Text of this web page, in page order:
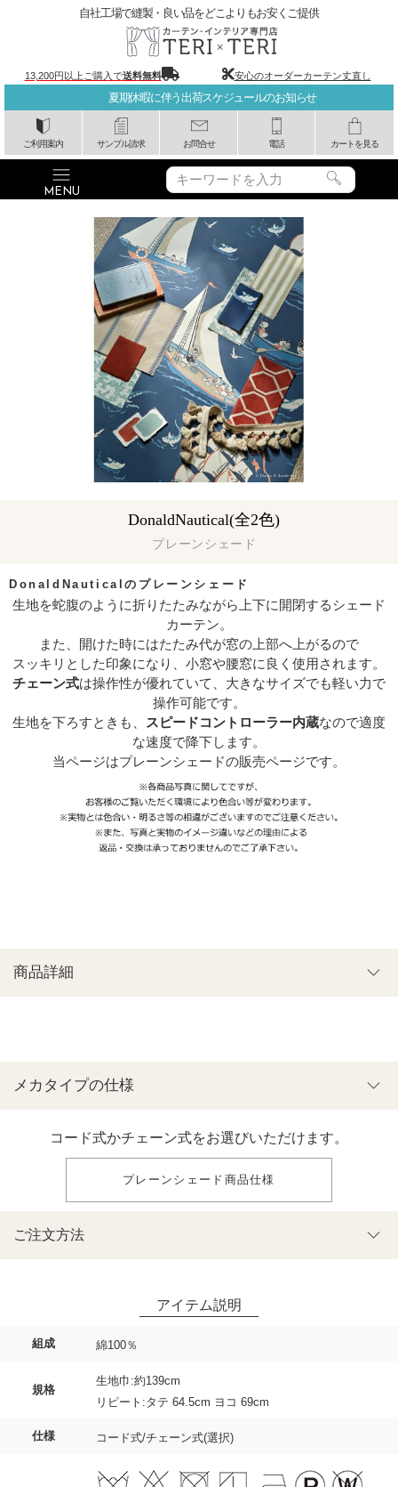
夏期休暇に伴う出荷スケジュールのお知らせ
ご利用案内 サンプル請求 お問合せ 電話 カートを見る
自社工場で縫製・良い品をどこよりもお安くご提供
13,200円以上ご購入で送料無料 安心のオーダーカーテン丈直し
DonaldNauticalのプレーンシェード
プレーンシェード
DonaldNautical(全2色)
組成 綿100％
規格
生地巾:約139cm
リピート:タテ 64.5cm ヨコ 69cm
仕様 コード式/チェーン式(選択)
生地を蛇腹のように折りたたみながら上下に開閉するシェード
カーテン。
また、開けた時にはたたみ代が窓の上部へ上がるので
スッキリとした印象になり、小窓や腰窓に良く使用されます。
チェーン式は操作性が優れていて、大きなサイズでも軽い力で
操作可能です。
生地を下ろすときも、
スピードコントローラー内蔵なので適度
な速度で降下します。
当ページはプレーンシェードの販売ページです。
ご注文方法
商品詳細
メカタイプの仕様
コード式かチェーン式をお選びいただけます。
プレーンシェード商品仕様